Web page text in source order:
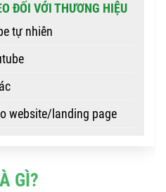
ĐỐI VỚI THƯƠNG HIỆU
tự nhiên
website/landing page
RANKING
GÌ?